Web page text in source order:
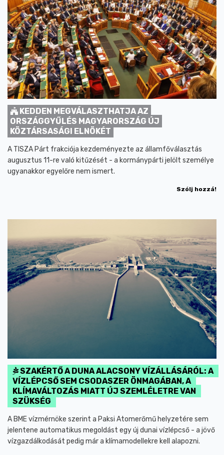
KEDDEN MEGVÁLASZTHATJA AZ
ORSZÁGGYŰLÉS MAGYARORSZÁG ÚJ
KÖZTÁRSASÁGI ELNÖKÉT
A TISZA Párt frakciója kezdeményezte az államfőválasztás
augusztus 11-re való kitűzését - a kormánypárti jelölt személye
ugyanakkor egyelőre nem ismert.
Szólj hozzá!
SZAKÉRTŐ A DUNA ALACSONY VÍZÁLLÁSÁRÓL: A
VÍZLÉPCSŐ SEM CSODASZER ÖNMAGÁBAN, A
KLÍMAVÁLTOZÁS MIATT ÚJ SZEMLÉLETRE VAN
SZÜKSÉG
A BME vízmérnöke szerint a Paksi Atomerőmű helyzetére sem
jelentene automatikus megoldást egy új dunai vízlépcső - a jövő
vízgazdálkodását pedig már a klímamodellekre kell alapozni.